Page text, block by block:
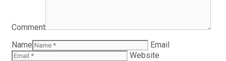
Comment
Name
Email
Website